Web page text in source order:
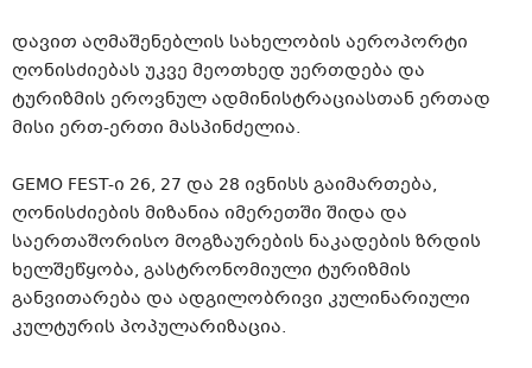
დავით აღმაშენებლის სახელობის აეროპორტი
ღონისძიებას უკვე მეოთხედ უერთდება და
ტურიზმის ეროვნულ ადმინისტრაციასთან ერთად
მისი ერთ-ერთი მასპინძელია.
GEMO FEST-ი 26, 27 და 28 ივნისს გაიმართება,
ღონისძიების მიზანია იმერეთში შიდა და
საერთაშორისო მოგზაურების ნაკადების ზრდის
ხელშეწყობა, გასტრონომიული ტურიზმის
განვითარება და ადგილობრივი კულინარიული
კულტურის პოპულარიზაცია.